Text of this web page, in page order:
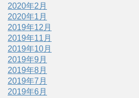
2020年2月
2020年1月
2019年12月
2019年11月
2019年10月
2019年9月
2019年8月
2019年7月
2019年6月